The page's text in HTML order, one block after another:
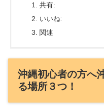
共有:
いいね:
関連
沖縄初心者の方へ
る場所３つ！